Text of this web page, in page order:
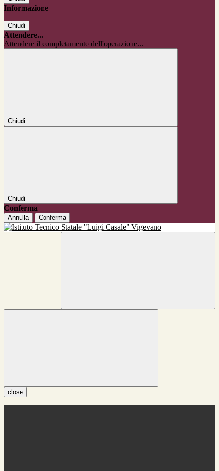
Informazione
Chiudi
Attendere...
Attendere il completamento dell'operazione...
Chiudi
Chiudi
Conferma
Annulla Conferma
close